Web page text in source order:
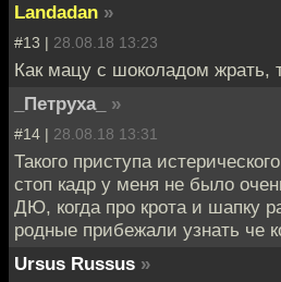
Landadan »
#13 | 28.08.18 13:23
Как мацу с шоколадом жрать,
_Петруха_
»
#14 | 28.08.18 13:31
Такого приступа
стоп кадр у меня не было
ДЮ, когда про крота и шапку
родные прибежали узнать че
Ursus Russus »